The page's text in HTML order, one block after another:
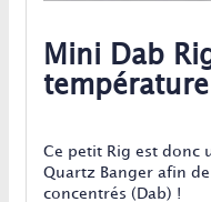
Mini Dab
Ce petit Rig est donc
Quartz Banger afin
concentrés (Dab) !